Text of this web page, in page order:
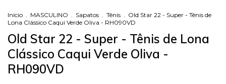
Início . MASCULINO . Sapatos . Tênis . Old Star 22 - Super - Tênis de
Lona Clássico Caqui Verde Oliva - RH090VD
Old Star 22 - Super - Tênis de Lona
Clássico Caqui Verde Oliva -
RH090VD